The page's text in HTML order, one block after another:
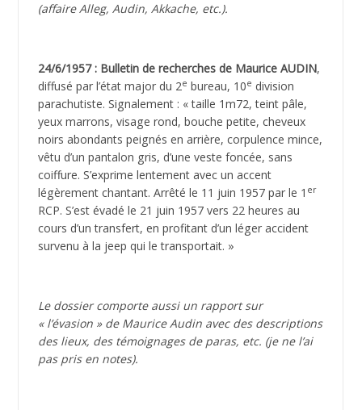
(affaire Alleg, Audin, Akkache, etc.).
24/6/1957 : Bulletin de recherches de Maurice AUDIN,
diffusé par l’état major du 2e bureau, 10e division
parachutiste. Signalement : « taille 1m72, teint pâle,
yeux marrons, visage rond, bouche petite, cheveux
noirs abondants peignés en arrière, corpulence mince,
vêtu d’un pantalon gris, d’une veste foncée, sans
coiffure. S’exprime lentement avec un accent
légèrement chantant. Arrêté le 11 juin 1957 par le 1 er
RCP. S’est évadé le 21 juin 1957 vers 22 heures au
cours d’un transfert, en profitant d’un léger accident
survenu à la jeep qui le transportait. »
Le dossier comporte aussi un rapport sur
« l’évasion » de Maurice Audin avec des descriptions
des lieux, des témoignages de paras, etc. (je ne l’ai
pas pris en notes).